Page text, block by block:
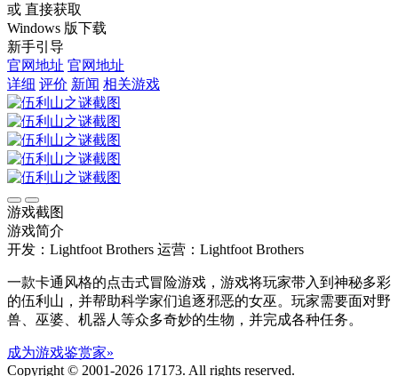
或 直接获取
Windows 版下载
新手引导
官网地址 官网地址
详细 评价 新闻 相关游戏
游戏截图
游戏简介
开发：Lightfoot Brothers 运营：Lightfoot Brothers
一款卡通风格的点击式冒险游戏，游戏将玩家带入到神秘多彩
的伍利山，并帮助科学家们追逐邪恶的女巫。玩家需要面对野
兽、巫婆、机器人等众多奇妙的生物，并完成各种任务。
成为游戏鉴赏家»
Copyright © 2001-2026 17173. All rights reserved.